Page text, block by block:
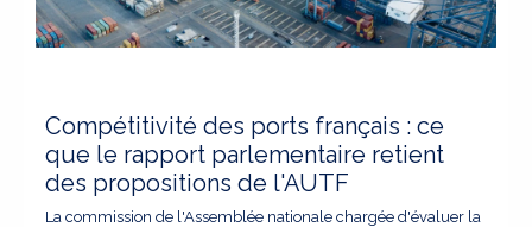
Compétitivité des ports français : ce
que le rapport parlementaire retient
des propositions de l'AUTF
La commission de l'Assemblée nationale chargée d'évaluer la